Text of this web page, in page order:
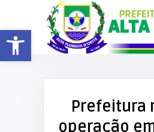
Barra de Ferramentas Aberta
Prefeitura
operação